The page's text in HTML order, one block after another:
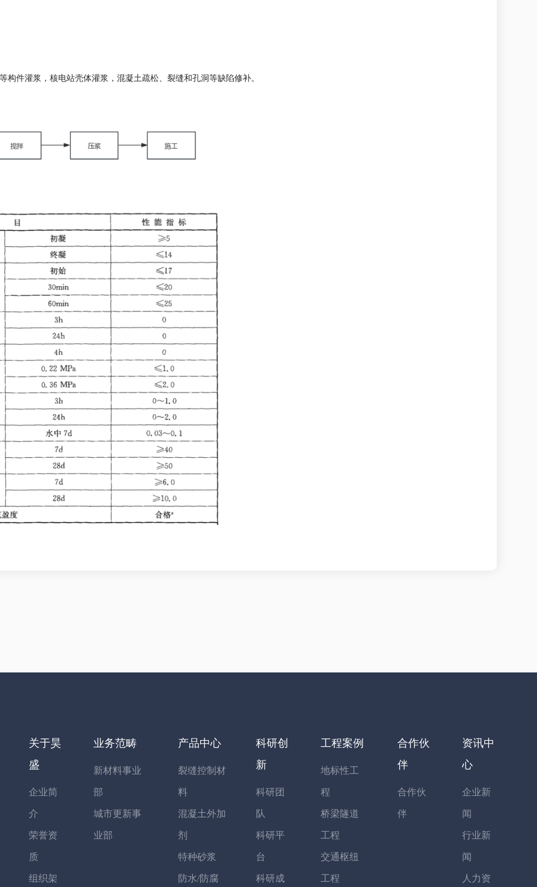
件灌浆，核电站壳体灌浆，混凝土疏松、裂缝和孔洞等缺陷修补。
关于昊
盛
企业简
介
荣誉资
质
组织架
业务范畴
新材料事业
部
城市更新事
业部
产品中心
裂缝控制材
料
混凝土外加
剂
特种砂浆
防水/防腐
科研创
新
科研团
队
科研平
台
科研成
工程案例
地标性工
程
桥梁隧道
工程
交通枢纽
工程
合作伙
伴
合作伙
伴
资讯中
心
企业新
闻
行业新
闻
人力资